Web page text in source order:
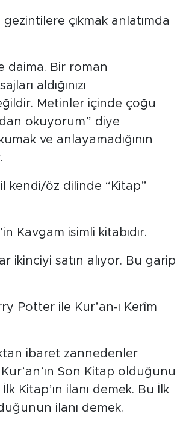
çıkmak anlatımda
daima. Bir roman
aldığınızı
Metinler içinde çoğu
okuyorum” diye
ve anlayamadığının
kendi/öz dilinde “Kitap”
Kavgam isimli kitabıdır.
ikinciyi satın alıyor. Bu garip
Potter ile Kur’an-ı Kerîm
ibaret zannedenler
Son Kitap olduğunu
Kitap’ın ilanı demek. Bu İlk
ilanı demek.